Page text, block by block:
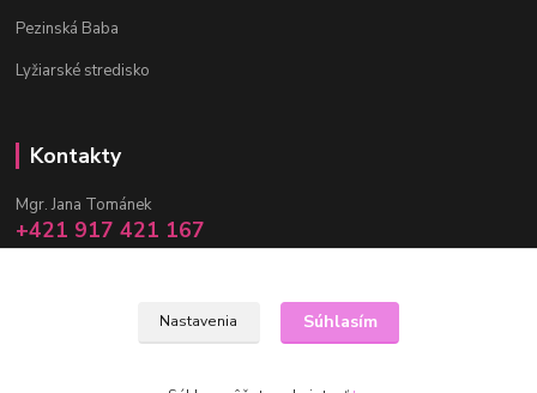
Pezinská Baba
Lyžiarské stredisko
Kontakty
Mgr. Jana Tománek
+421 917 421 167
(Po-Pia, 10 -17 hod.)
Nastavenia Súhlasím